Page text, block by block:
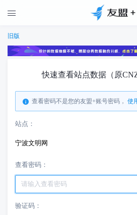

旧版
快速查看站点数据（原
查看密码不是您的友盟+账号密码， 使
站点：
宁波文明网
查看密码：
验证码：